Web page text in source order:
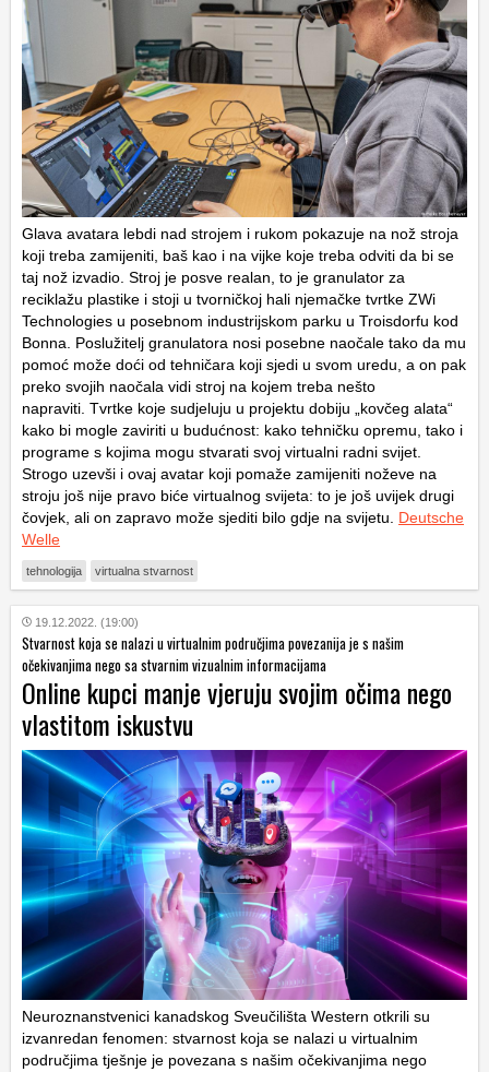
Glava avatara lebdi nad strojem i rukom pokazuje na nož stroja
koji treba zamijeniti, baš kao i na vijke koje treba odviti da bi se
taj nož izvadio. Stroj je posve realan, to je granulator za
reciklažu plastike i stoji u tvorničkoj hali njemačke tvrtke ZWi
Technologies u posebnom industrijskom parku u Troisdorfu kod
Bonna. Poslužitelj granulatora nosi posebne naočale tako da mu
pomoć može doći od tehničara koji sjedi u svom uredu, a on pak
preko svojih naočala vidi stroj na kojem treba nešto
napraviti. Tvrtke koje sudjeluju u projektu dobiju „kovčeg alata“
kako bi mogle zaviriti u budućnost: kako tehničku opremu, tako i
programe s kojima mogu stvarati svoj virtualni radni svijet.
Strogo uzevši i ovaj avatar koji pomaže zamijeniti noževe na
stroju još nije pravo biće virtualnog svijeta: to je još uvijek drugi
čovjek, ali on zapravo može sjediti bilo gdje na svijetu. Deutsche
Welle
tehnologija virtualna stvarnost
19.12.2022. (19:00)
Stvarnost koja se nalazi u virtualnim područjima povezanija je s našim
očekivanjima nego sa stvarnim vizualnim informacijama
Online kupci manje vjeruju svojim očima nego
vlastitom iskustvu
Neuroznanstvenici kanadskog Sveučilišta Western otkrili su
izvanredan fenomen: stvarnost koja se nalazi u virtualnim
područjima tješnje je povezana s našim očekivanjima nego